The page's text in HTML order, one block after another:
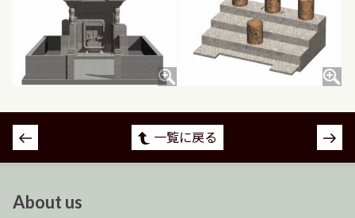
投
稿
ゲ
一覧に戻る
About us